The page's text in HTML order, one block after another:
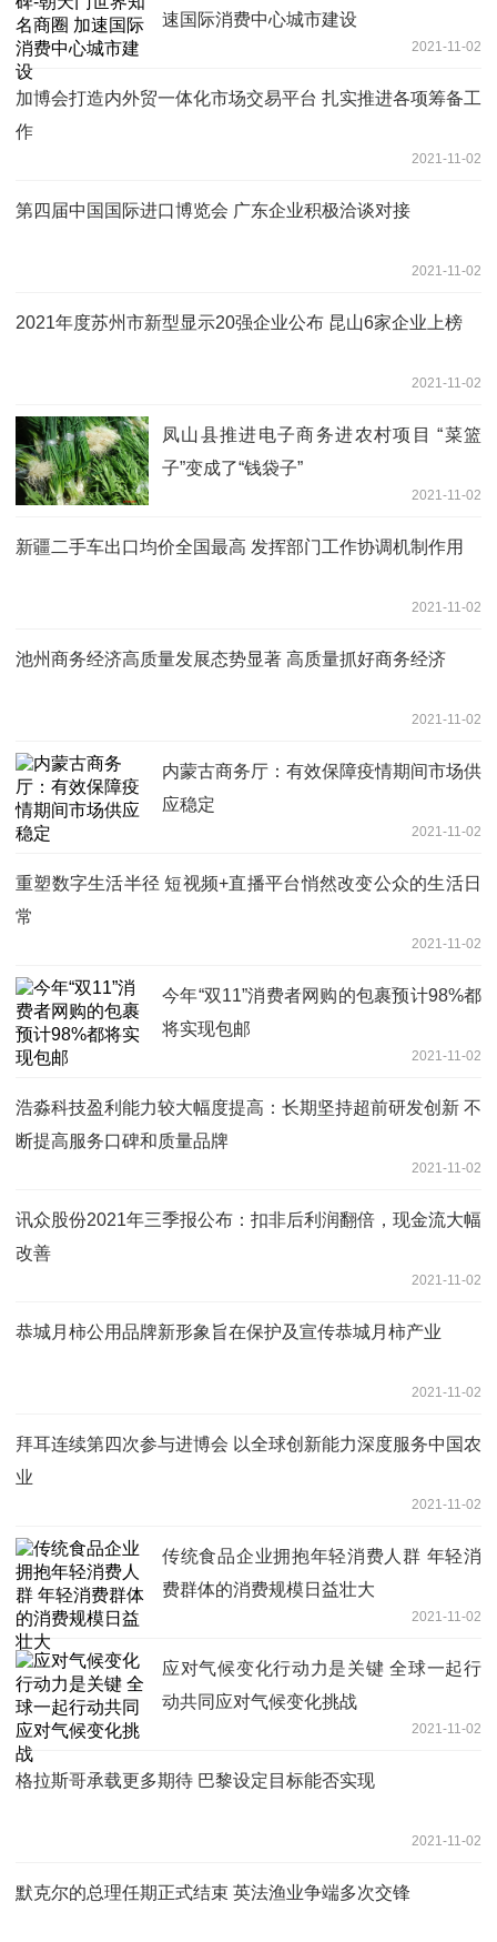
速国际消费中心城市建设
2021-11-02
加博会打造内外贸一体化市场交易平台 扎实推进各项筹备工
作
2021-11-02
第四届中国国际进口博览会 广东企业积极洽谈对接
2021-11-02
2021年度苏州市新型显示20强企业公布 昆山6家企业上榜
2021-11-02
凤山县推进电子商务进农村项目 “菜篮
子”变成了“钱袋子”
2021-11-02
新疆二手车出口均价全国最高 发挥部门工作协调机制作用
2021-11-02
池州商务经济高质量发展态势显著 高质量抓好商务经济
2021-11-02
内蒙古商务厅：有效保障疫情期间市场供
应稳定
2021-11-02
重塑数字生活半径 短视频+直播平台悄然改变公众的生活日
常
2021-11-02
今年“双11”消费者网购的包裹预计98%都
将实现包邮
2021-11-02
浩淼科技盈利能力较大幅度提高：长期坚持超前研发创新 不
断提高服务口碑和质量品牌
2021-11-02
讯众股份2021年三季报公布：扣非后利润翻倍，现金流大幅
改善
2021-11-02
恭城月柿公用品牌新形象旨在保护及宣传恭城月柿产业
2021-11-02
拜耳连续第四次参与进博会 以全球创新能力深度服务中国农
业
2021-11-02
传统食品企业拥抱年轻消费人群 年轻消
费群体的消费规模日益壮大
2021-11-02
应对气候变化行动力是关键 全球一起行
动共同应对气候变化挑战
2021-11-02
格拉斯哥承载更多期待 巴黎设定目标能否实现
2021-11-02
默克尔的总理任期正式结束 英法渔业争端多次交锋